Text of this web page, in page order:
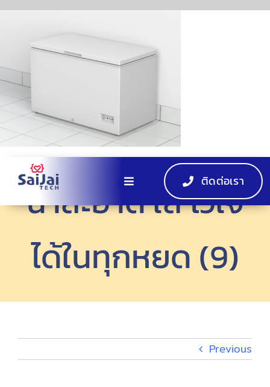
Skip
Toggle
Navigation
หน้าแรก
ผลิตภัณฑ์
EV Charger
กิจกรรม
ติดต่อเรา
น้ำสะอาด ใส ไว้ใจ
ได้ในทุกหยด (9)
Previous